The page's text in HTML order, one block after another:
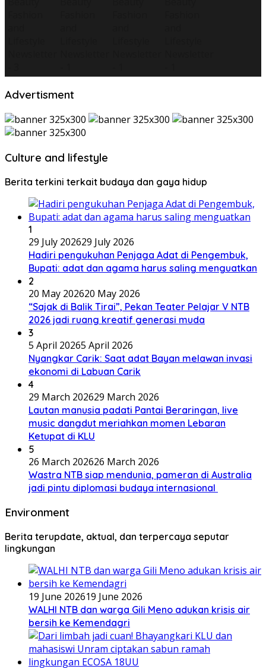
Advertisment
Culture and lifestyle
Berita terkini terkait budaya dan gaya hidup
1
29 July 202629 July 2026
Hadiri pengukuhan Penjaga Adat di Pengembuk,
Bupati: adat dan agama harus saling menguatkan
2
20 May 202620 May 2026
“Sajak di Balik Tirai”, Pekan Teater Pelajar V NTB
2026 jadi ruang kreatif generasi muda
3
5 April 20265 April 2026
Nyangkar Carik: Saat adat Bayan melawan invasi
ekonomi di Labuan Carik
4
29 March 202629 March 2026
Lautan manusia padati Pantai Beraringan, live
music dangdut meriahkan momen Lebaran
Ketupat di KLU
5
26 March 202626 March 2026
Wastra NTB siap mendunia, pameran di Australia
jadi pintu diplomasi budaya internasional
Environment
Berita terupdate, aktual, dan terpercaya seputar
lingkungan
19 June 202619 June 2026
WALHI NTB dan warga Gili Meno adukan krisis air
bersih ke Kemendagri